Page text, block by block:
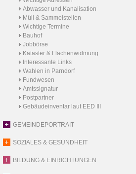
Abwasser und Kanalisation
Müll & Sammelstellen
Wichtige Termine
Bauhof
Jobbörse
Kataster & Flächenwidmung
Interessante Links
Wahlen in Parndorf
Fundwesen
Amtssignatur
Postpartner
Gebäudeinventar laut EED III
GEMEINDEPORTRAIT
SOZIALES & GESUNDHEIT
BILDUNG & EINRICHTUNGEN